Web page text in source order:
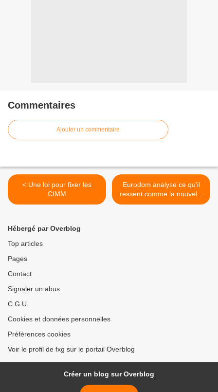
Commentaires
Ajouter un commentaire
< Une loi pour fixer les
CIMM
Eurodom analyse ce qu'il
ressent comme la nouvelle
doctrine de l'Etat en matière
Hébergé par Overblog
Top articles
Pages
Contact
Signaler un abus
C.G.U.
Cookies et données personnelles
Préférences cookies
Voir le profil de fxg sur le portail Overblog
Créer un blog sur Overblog